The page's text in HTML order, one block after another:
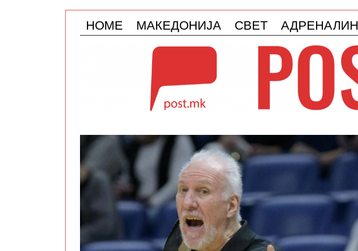
HOME МАКЕДОНИЈА СВЕТ АДРЕНАЛИН